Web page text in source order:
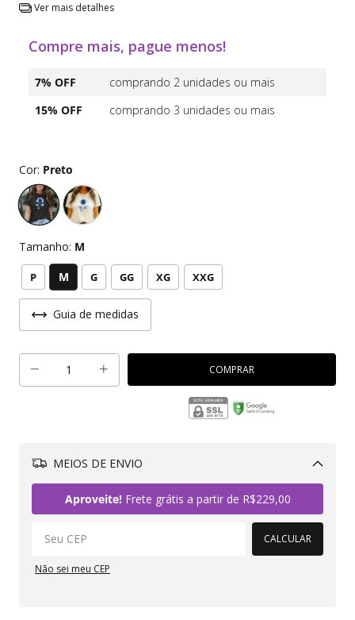
Ver mais detalhes
Compre mais, pague menos!
7% OFF
comprando 2 unidades ou mais
15% OFF
comprando 3 unidades ou mais
Cor: Preto
Tamanho: M
P M G GG XG XXG
Guia de medidas
MEIOS DE ENVIO
Aproveite!Frete grátis a partir de R$229,00
CALCULAR
Não sei meu CEP